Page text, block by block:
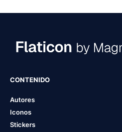
CONTENIDO
Autores
Iconos
Stickers